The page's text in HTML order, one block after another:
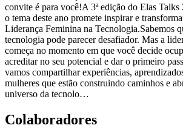
convite é para você!A 3ª edição do Elas Talks
o tema deste ano promete inspirar e
Liderança Feminina na Tecnologia.Sabemos
tecnologia pode parecer desafiador. Mas a
começa no momento em que você decide
acreditar no seu potencial e dar o primeiro
vamos compartilhar experiências,
mulheres que estão construindo caminhos e
universo da tecnolo…
Colaboradores